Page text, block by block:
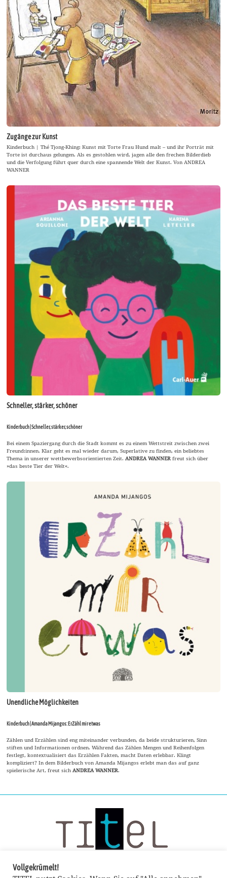
Zugänge zur Kunst
Kinderbuch | Thé Tjong-Khing: Kunst mit Torte Frau Hund malt – und ihr Porträt mit
Torte ist durchaus gelungen. Als es gestohlen wird, jagen alle den frechen Bilderdieb
und die Verfolgung führt quer durch eine spannende Welt der Kunst. Von ANDREA
WANNER
Schneller, stärker, schöner
Kinderbuch | Schneller, stärker, schöner
Bei einem Spaziergang durch die Stadt kommt es zu einem Wettstreit zwischen zwei
Freund:innen. Klar geht es mal wieder darum, Superlative zu finden, ein beliebtes
Thema in unserer wettbewerbsorientierten Zeit. ANDREA WANNER freut sich über
»das beste Tier der Welt«.
Unendliche Möglichkeiten
Kinderbuch | Amanda Mijangos: ErZähl mir etwas
Zählen und Erzählen sind eng miteinander verbunden, da beide strukturieren, Sinn
stiften und Informationen ordnen. Während das Zählen Mengen und Reihenfolgen
festlegt, kontextualisiert das Erzählen Fakten, macht Daten erlebbar. Klingt
kompliziert? In dem Bilderbuch von Amanda Mijangos erlebt man das auf ganz
spielerische Art, freut sichANDREA WANNER.
Vollgekrümelt!